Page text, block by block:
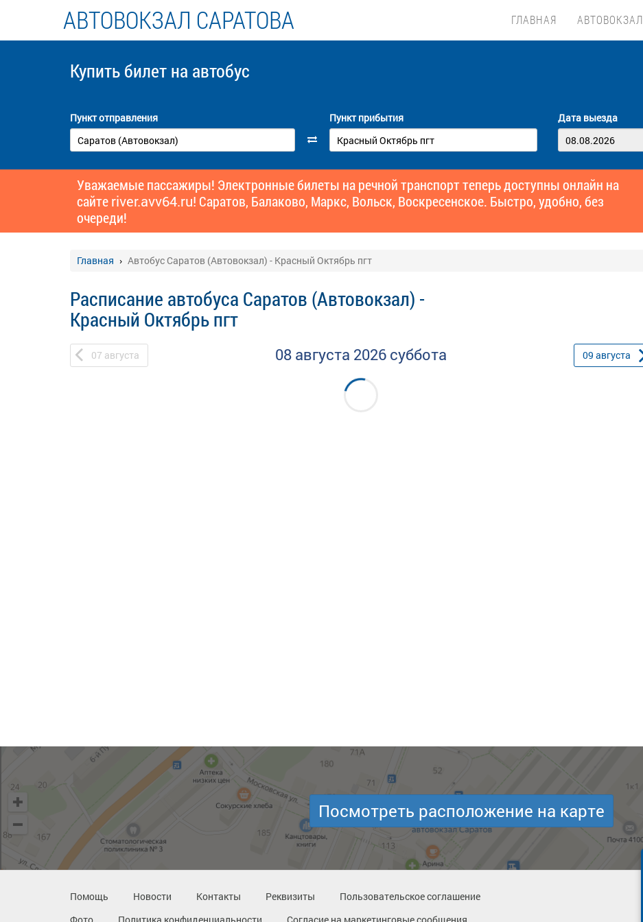
АВТОВОКЗАЛ САРАТОВА ГЛАВНАЯ АВТОВОКЗАЛ
Купить билет на автобус
Пункт отправления Пункт прибытия Дата выезда
Уважаемые пассажиры! Электронные билеты на речной транспорт теперь доступны онлайн на
сайтеriver.avv64.ru! Саратов, Балаково, Маркс, Вольск, Воскресенское. Быстро, удобно, без
очереди!
Главная Автобус Саратов (Автовокзал) - Красный Октябрь пгт
Расписание автобуса Саратов (Автовокзал) -
Красный Октябрь пгт
07 августа 08 августа 2026 суббота 09 августа
Посмотреть расположение на карте
Помощь Новости Контакты Реквизиты
Пользовательское соглашение